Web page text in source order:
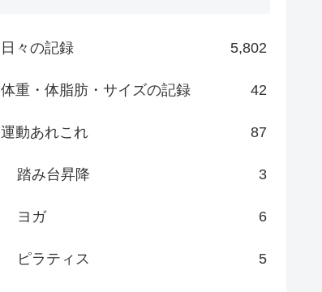
日々の記録 5,802
体重・体脂肪・サイズの記録 42
運動あれこれ 87
踏み台昇降 3
ヨガ 6
ピラティス 5